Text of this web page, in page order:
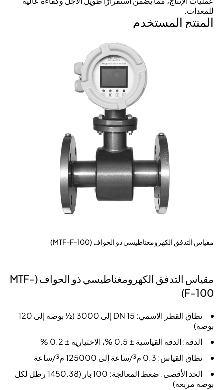
للمعدات.
المنتج المستخدم
مقياس التدفق الكهرومغناطيسي ذو الحواف (MTF-F-100)
مقياس التدفق الكهرومغناطيسي ذو الحواف (MTF-
F-100)
نطاق القطر الاسمي: DN 15 إلى 3000 (½ بوصة إلى 120
بوصة)
الدقة: الدقة القياسية ± 0.5 %، الاختيارية ± 0.2 %
نطاق القياس: 0.3 م³/ساعة إلى 125000 م³/ساعة
الحد الأقصى. ضغط المعالجة: 100 بار (1450.38 رطل لكل
بوصة مربعة)